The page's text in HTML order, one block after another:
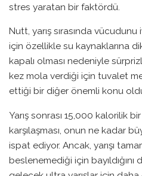
stres yaratan bir faktördü.
Nutt, yarış sırasında
için özellikle su kaynaklarına
kapalı olması nedeniyle
kez mola verdiği için tuvalet
ettiği bir diğer önemli konu
Yarış sonrası 15,000 kalorilik
karşılaşması, onun ne kadar
ispat ediyor. Ancak, yarışı
beslenemediği için